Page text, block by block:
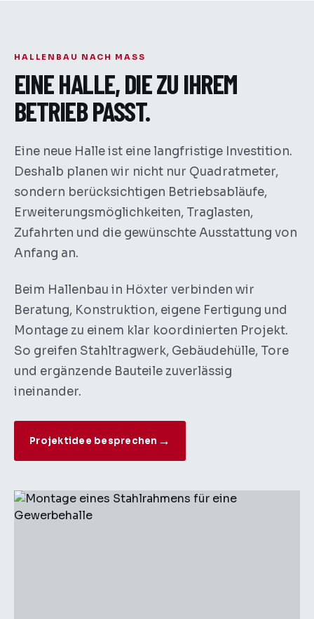
HALLENBAU NACH MASS
EINE HALLE, DIE ZU IHREM
BETRIEB PASST.
Eine neue Halle ist eine langfristige Investition.
Deshalb planen wir nicht nur Quadratmeter,
sondern berücksichtigen Betriebsabläufe,
Erweiterungsmöglichkeiten, Traglasten,
Zufahrten und die gewünschte Ausstattung von
Anfang an.
Beim Hallenbau in Höxter verbinden wir
Beratung, Konstruktion, eigene Fertigung und
Montage zu einem klar koordinierten Projekt.
So greifen Stahltragwerk, Gebäudehülle, Tore
und ergänzende Bauteile zuverlässig
ineinander.
Projektidee besprechen